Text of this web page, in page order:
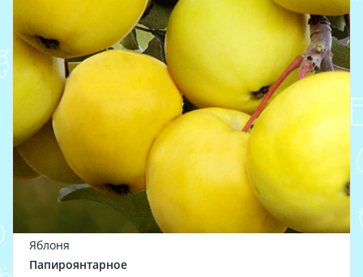
Яблоня
Папироянтарное